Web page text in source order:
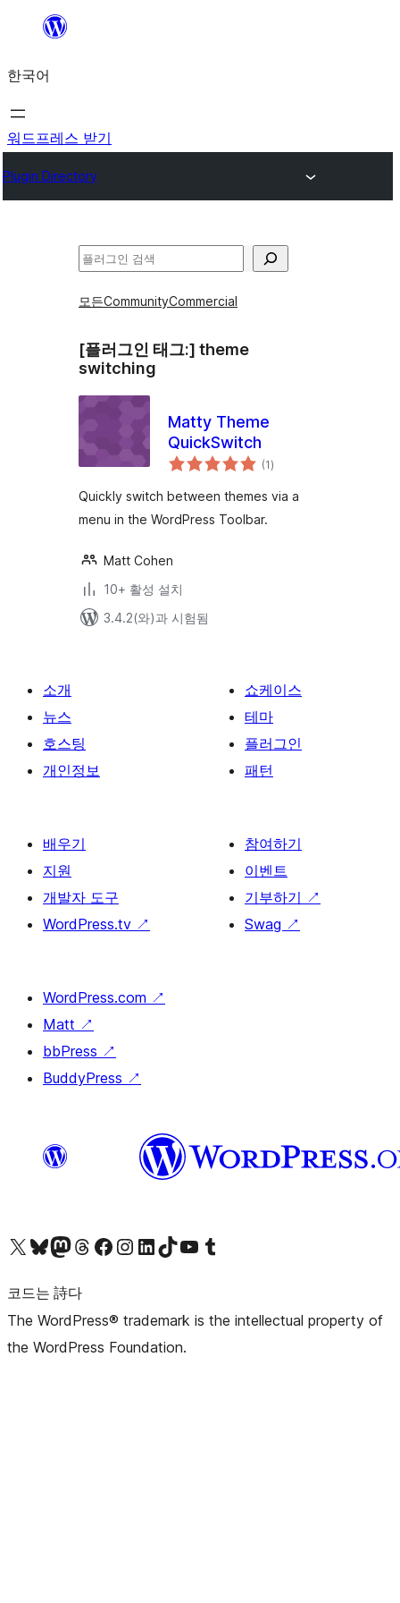
츠
로
바
가
한국어
워드프레스 받기
Plugin Directory
검
모든CommunityCommercial
[플러그인 태그:] theme
switching
Matty Theme
QuickSwitch
(1전
체
점
)
Quickly switch between themes via a
menu in the WordPress Toolbar.
Matt Cohen
10+ 활성 설치
3.4.2(와)과 시험됨
소개
뉴스
호스팅
개인정보
쇼케이스
테마
플러그인
패턴
배우기
지원
개발자 도구
WordPress.tv ↗
참여하기
이벤트
기부하기 ↗
Swag ↗
WordPress.com ↗
Matt ↗
bbPress ↗
BuddyPress ↗
X(이전 트위터) 계정 방문하기블루스카이 계정 방문하기마스토돈 계정 방문하기스레드 계정 방문하기 페이스북 페이지 방문하기인스타그램 계정 방문하기 LinkedIn 계정 방문하기틱톡 계정 방문하기유튜브 채널 방문하기 텀블러 계정 방문하기
코드는 詩다
The WordPress® trademark is the intellectual property of
the WordPress Foundation.